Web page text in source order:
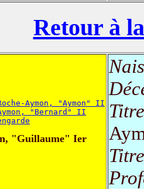
Retour à
Aymon, "Aymon" II
"Bernard" II
"Guillaume" Ier